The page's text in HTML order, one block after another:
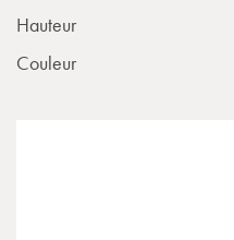
Hauteur
Couleur